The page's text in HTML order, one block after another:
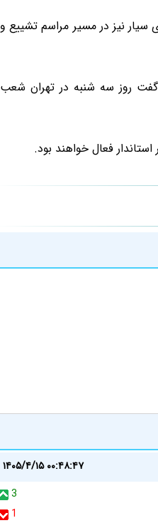
سیار نیز در مسیر مراسم تشییع و
روز سه شنبه در تهران شعب
فعال خواهند بود.
۱۴۰۵/۴/۱۵ ۰۰:۴۸:۴۷
3
1